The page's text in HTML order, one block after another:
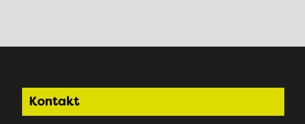
Footer
Kontakt